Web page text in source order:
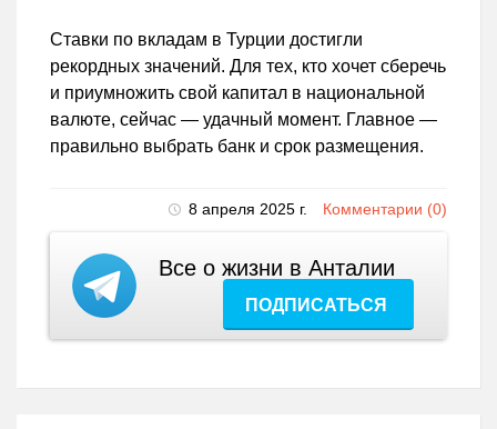
Ставки по вкладам в Турции достигли
рекордных значений. Для тех, кто хочет сберечь
и приумножить свой капитал в национальной
валюте, сейчас — удачный момент. Главное —
правильно выбрать банк и срок размещения.
8 апреля 2025 г. Комментарии (0)
Все о жизни в Анталии
ПОДПИСАТЬСЯ